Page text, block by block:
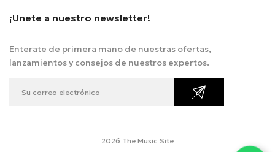
¡Unete a nuestro newsletter!
Enterate de primera mano de nuestras ofertas,
lanzamientos y consejos de nuestros expertos.
2026 The Music Site